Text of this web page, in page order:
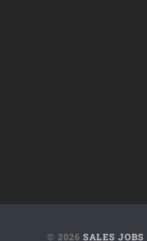
© 2026SALES JOBS